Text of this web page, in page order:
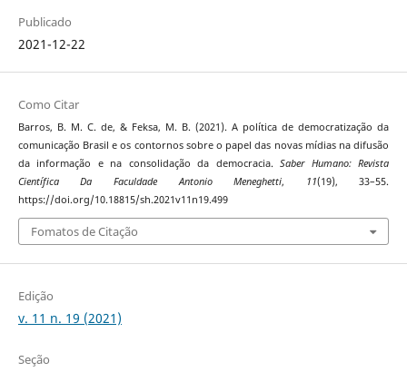
Publicado
2021-12-22
Como Citar
Barros, B. M. C. de, & Feksa, M. B. (2021). A política de democratização da
comunicação Brasil e os contornos sobre o papel das novas mídias na difusão
da informação e na consolidação da democracia.Saber Humano: Revista
Científica Da Faculdade Antonio Meneghetti, 11(19), 33–55.
https://doi.org/10.18815/sh.2021v11n19.499
Fomatos de Citação
Edição
v. 11 n. 19 (2021)
Seção